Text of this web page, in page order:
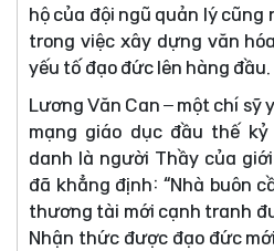
hộ của đội ngũ quản lý
trong việc xây dựng văn
yếu tố đạo đức lên hàng đầu.
Lương Văn Can – một chí sỹ
mạng giáo dục đầu thế
danh là người Thầy của
đã khẳng định: “Nhà buôn
thương tài mới cạnh tranh
Nhận thức được đạo đức